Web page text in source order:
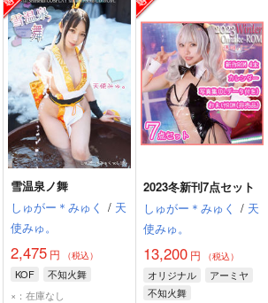
雪温泉ノ舞
しゅがー＊みゅく / 天
使みゅ。
2,475 円 （税込）
KOF
不知火舞
×：在庫なし
2023冬新刊7点セット
しゅがー＊みゅく / 天
使みゅ。
13,200円 （税込）
オリジナル
アーミヤ
不知火舞